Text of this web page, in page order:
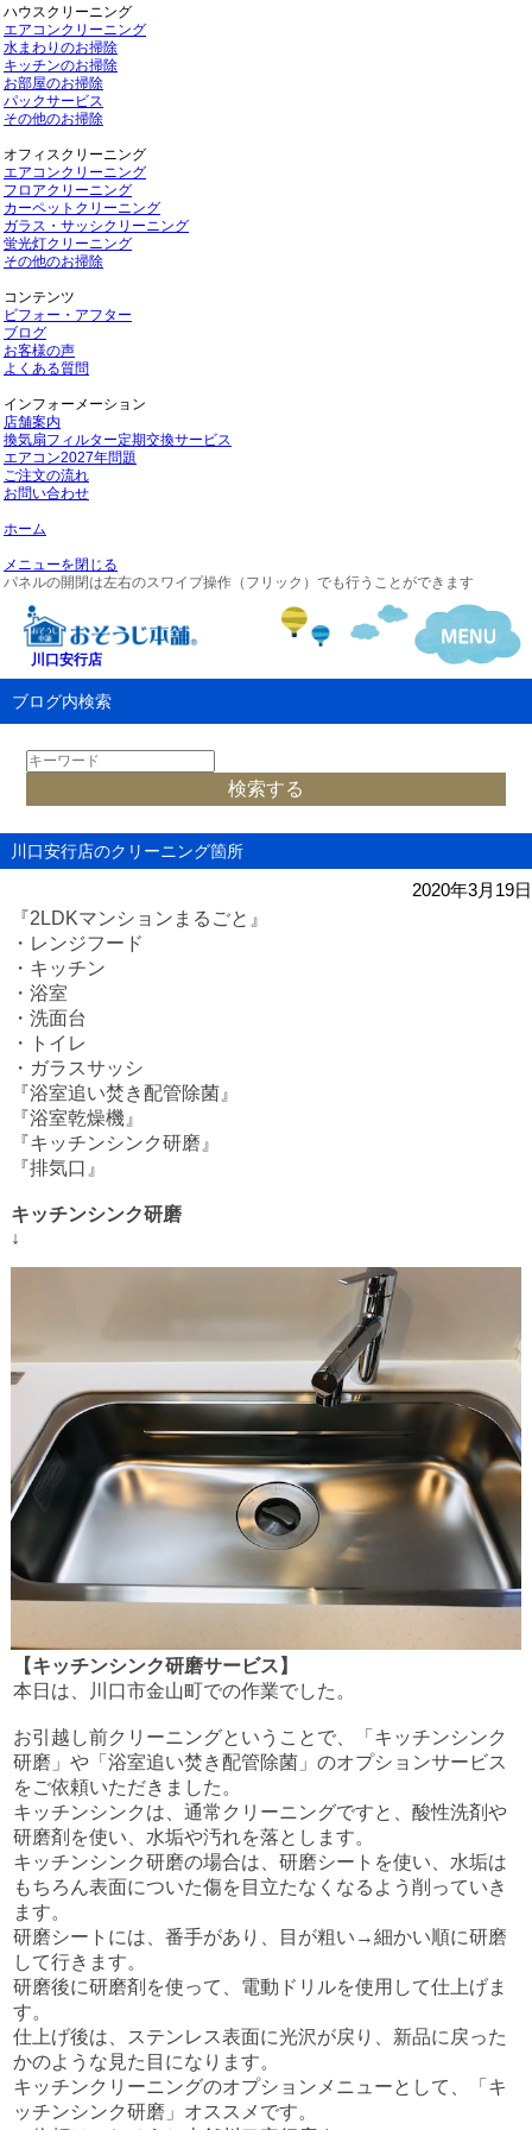
ハウスクリーニング
エアコンクリーニング
水まわりのお掃除
キッチンのお掃除
お部屋のお掃除
パックサービス
その他のお掃除
オフィスクリーニング
エアコンクリーニング
フロアクリーニング
カーペットクリーニング
ガラス・サッシクリーニング
蛍光灯クリーニング
その他のお掃除
コンテンツ
ビフォー・アフター
ブログ
お客様の声
よくある質問
インフォーメーション
店舗案内
換気扇フィルター定期交換サービス
エアコン2027年問題
ご注文の流れ
お問い合わせ
ホーム
メニューを閉じる
パネルの開閉は左右のスワイプ操作（フリック）でも行うことができます
川口安行店
ブログ内検索
川口安行店のクリーニング箇所
2020年3月19日
『2LDKマンションまるごと』
・レンジフード
・キッチン
・浴室
・洗面台
・トイレ
・ガラスサッシ
『浴室追い焚き配管除菌』
『浴室乾燥機』
『キッチンシンク研磨』
『排気口』
キッチンシンク研磨
↓
【キッチンシンク研磨サービス】
本日は、川口市金山町での作業でした。
お引越し前クリーニングということで、「キッチンシンク
研磨」や「浴室追い焚き配管除菌」のオプションサービス
をご依頼いただきました。
キッチンシンクは、通常クリーニングですと、酸性洗剤や
研磨剤を使い、水垢や汚れを落とします。
キッチンシンク研磨の場合は、研磨シートを使い、水垢は
もちろん表面についた傷を目立たなくなるよう削っていき
ます。
研磨シートには、番手があり、目が粗い →細かい順に研磨
して行きます。
研磨後に研磨剤を使って、電動ドリルを使用して仕上げま
す。
仕上げ後は、ステンレス表面に光沢が戻り、新品に戻った
かのような見た目になります。
キッチンクリーニングのオプションメニューとして、「キ
ッチンシンク研磨」オススメです。